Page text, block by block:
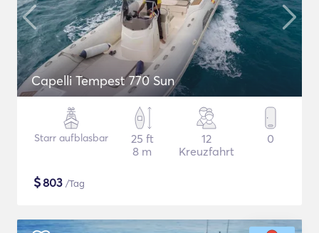
Capelli Tempest 770 Sun
Starr aufblasbar
25 ft
8 m
12
Kreuzfahrt
0
$803 /Tag